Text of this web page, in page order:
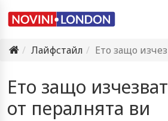
Лайфстайл
Ето защо изчезват
Ето защо
от пералнята ви